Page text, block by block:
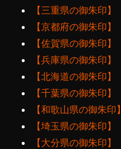
【三重県の御朱印】
【京都府の御朱印】
【佐賀県の御朱印】
【兵庫県の御朱印】
【北海道の御朱印】
【千葉県の御朱印】
【和歌山県の御朱印】
【埼玉県の御朱印】
【大分県の御朱印】